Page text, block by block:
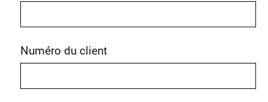
Numéro du client